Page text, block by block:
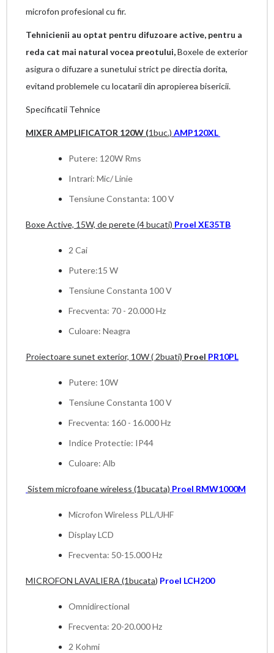
microfon profesional cu fir.
Tehnicienii au optat pentru difuzoare active, pentru a
reda cat mai natural vocea preotului,Boxele de exterior
asigura o difuzare a sunetului strict pe directia dorita,
evitand problemele cu locatarii din apropierea bisericii.
Specificatii Tehnice
MIXER AMPLIFICATOR 120W (1buc.) AMP120XL
Putere: 120W Rms
Intrari: Mic/ Linie
Tensiune Constanta: 100 V
Boxe Active, 15W, de perete (4 bucati) Proel XE35TB
2 Cai
Putere:15 W
Tensiune Constanta 100 V
Frecventa: 70 - 20.000 Hz
Culoare: Neagra
Proiectoare sunet exterior, 10W ( 2buati) Proel PR10PL
Putere: 10W
Tensiune Constanta 100 V
Frecventa: 160 - 16.000 Hz
Indice Protectie: IP44
Culoare: Alb
Sistem microfoane wireless (1bucata) Proel RMW1000M
Microfon Wireless PLL/UHF
Display LCD
Frecventa: 50-15.000 Hz
MICROFON LAVALIERA (1bucata) Proel LCH200
Omnidirectional
Frecventa: 20-20.000 Hz
2 Kohmi